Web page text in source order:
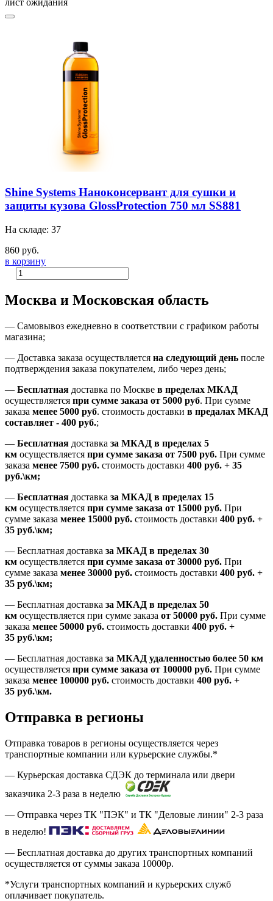
лист ожидания
Shine Systems Наноконсервант для сушки и
защиты кузова GlossProtection 750 мл SS881
На складе: 37
860 руб.
в корзину
Москва и Московская область
— Самовывоз ежедневно в соответствии с графиком работы
магазина;
— Доставка заказа осуществляется на следующий день после
подтверждения заказа покупателем, либо через день;
— Бесплатная доставка по Москве в пределах МКАД
осуществляется при сумме заказа от 5000 руб. При сумме
заказа менее 5000 руб. стоимость доставки в предалах МКАД
составляет - 400 руб.;
— Бесплатная доставка за МКАД в пределах 5
км осуществляется при сумме заказа от 7500 руб. При сумме
заказа менее 7500 руб. стоимость доставки 400 руб. + 35
руб.\км;
— Бесплатная доставка за МКАД в пределах 15
км осуществляется при сумме заказа от 15000 руб. При
сумме заказа менее 15000 руб. стоимость доставки 400 руб. +
35 руб.\км;
— Бесплатная доставка за МКАД в пределах 30
км осуществляется при сумме заказа от 30000 руб. При
сумме заказа менее 30000 руб. стоимость доставки 400 руб. +
35 руб.\км;
— Бесплатная доставка за МКАД в пределах 50
км осуществляется при сумме заказа от 50000 руб. При сумме
заказа менее 50000 руб. стоимость доставки 400 руб. +
35 руб.\км;
— Бесплатная доставка за МКАД удаленностью более 50 км
осуществляется при сумме заказа от 100000 руб. При сумме
заказа менее 100000 руб. стоимость доставки 400 руб. +
35 руб.\км.
Отправка в регионы
Отправка товаров в регионы осуществляется через
транспортные компании или курьерские службы.*
— Курьерская доставка СДЭК до терминала или двери
заказчика 2-3 раза в неделю
— Отправка через ТК "ПЭК" и ТК "Деловые линии" 2-3 раза
в неделю!
— Бесплатная доставка до других транспортных компаний
осуществляется от суммы заказа 10000р.
*Услуги транспортных компаний и курьерских служб
оплачивает покупатель.